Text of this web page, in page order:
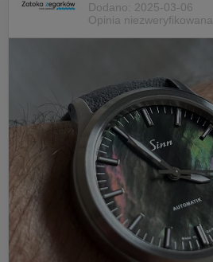
Dodano: 2025-03-06
Opinia niezweryfikowana